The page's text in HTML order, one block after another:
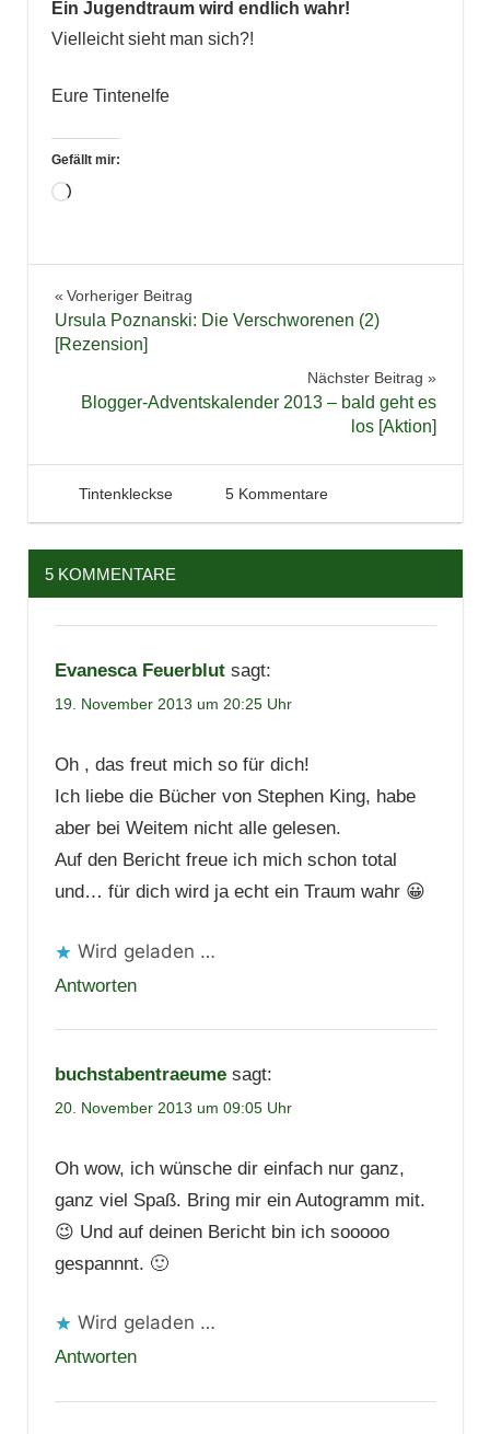
Ein Jugendtraum wird endlich wahr!
Vielleicht sieht man sich?!
Eure Tintenelfe
Gefällt mir:
Wird
Horror
Lesen
Literatur
Beitragsnavigation
Vorheriger Beitrag
Ursula Poznanski: Die Verschworenen (2)
[Rezension]
Nächster Beitrag
Blogger-Adventskalender 2013 – bald geht es
los [Aktion]
19. November 2013
Tintenhain
Tintenkleckse 5 Kommentare
5 KOMMENTARE
Evanesca Feuerblut sagt:
19. November 2013 um 20:25 Uhr
Oh , das freut mich so für dich!
Ich liebe die Bücher von Stephen King, habe
aber bei Weitem nicht alle gelesen.
Auf den Bericht freue ich mich schon total
und… für dich wird ja echt ein Traum wahr 😀
Wird geladen …
Antworten
buchstabentraeume sagt:
20. November 2013 um 09:05 Uhr
Oh wow, ich wünsche dir einfach nur ganz,
ganz viel Spaß. Bring mir ein Autogramm mit.
😉 Und auf deinen Bericht bin ich sooooo
gespannnt. 🙂
Wird geladen …
Antworten